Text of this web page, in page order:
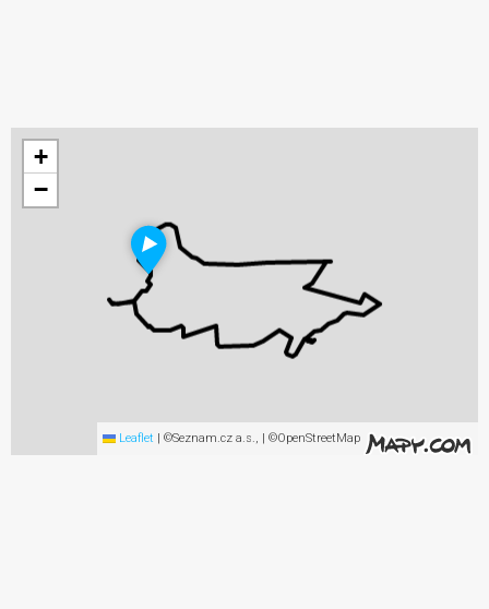
+
−
Leaflet | ©Seznam.cz a.s., | ©OpenStreetMap